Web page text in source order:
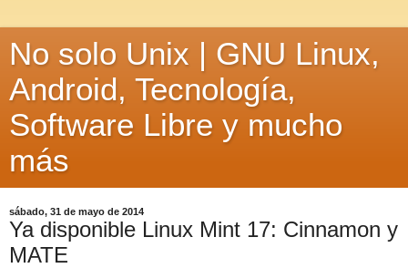
No solo Unix | GNU Linux,
Android, Tecnología,
Software Libre y mucho
más
sábado, 31 de mayo de 2014
Ya disponible Linux Mint 17: Cinnamon y
MATE